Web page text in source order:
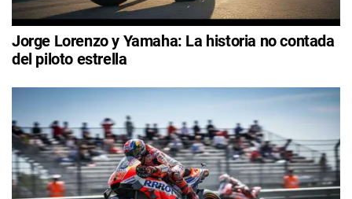
Jorge Lorenzo y Yamaha: La historia no contada
del piloto estrella